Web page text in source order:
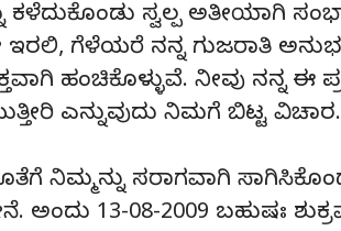
ಸ್ವಲ್ಪ ಅತೀಯಾಗಿ
ಗೆಳೆಯರೆ ನನ್ನ ಗುಜರಾತಿ
ಹಂಚಿಕೊಳ್ಳುವೆ. ನೀವು ನನ್ನ
ಎನ್ನುವುದು ನಿಮಗೆ ಬಿಟ್ಟ
ನಿಮ್ಮನ್ನು ಸರಾಗವಾಗಿ
ಅಂದು 13-08-2009 ಬಹುಷಃ